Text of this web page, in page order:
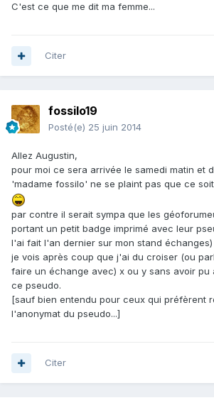
C'est ce que me dit ma femme...
Citer
fossilo19
Posté(e) 25 juin 2014
Allez Augustin,
pour moi ce sera arrivée le samedi matin et
'madame fossilo' ne se plaint pas que ce
par contre il serait sympa que les
portant un petit badge imprimé avec leur
l'ai fait l'an dernier sur mon stand
je vois après coup que j'ai du croiser (ou
faire un échange avec) x ou y sans avoir pu
ce pseudo.
[sauf bien entendu pour ceux qui préfèrent
l'anonymat du pseudo...]
Citer